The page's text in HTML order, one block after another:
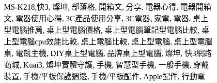
MS-K218,快3, 燦坤, 部落格, 開箱文, 分享, 電器心得, 電器開箱
文, 電器使用心得, 3C產品使用分享, 3C電器, 家電, 電器, 桌上
型電腦推薦, 桌上型電腦價格, 桌上型電腦筆記型電腦比較, 桌
上型電腦cpu效能比較, 桌上電腦比較, 桌上型電腦, 桌上型電腦
桌, 電競主機, DIY桌上型電腦, 品牌桌上型電腦, 燦坤, 快3網路
商城, Kuai3, 燦坤實體守護, 手機, 智慧型手機, 一般手機, 穿戴
裝置, 手機/平板保護週邊, 手機/平板配件, Apple配件, 行動電